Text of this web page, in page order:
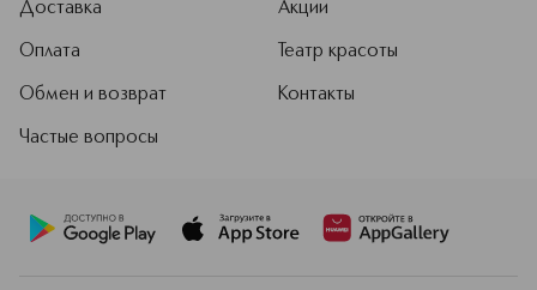
Доставка
Оплата
Обмен и возврат
Частые вопросы
Акции
Театр красоты
Контакты